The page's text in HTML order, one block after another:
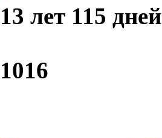
13 лет 115 дней
1016